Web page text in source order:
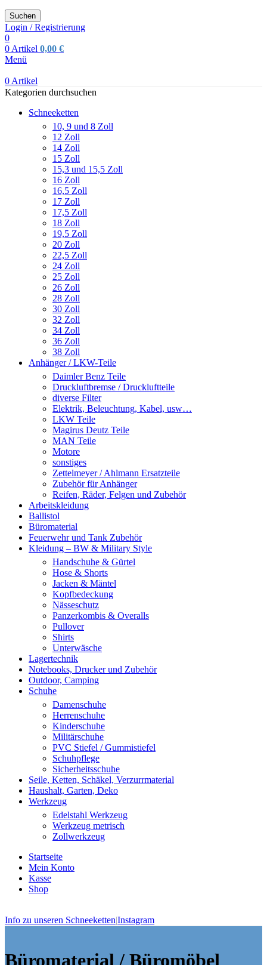
Suchen
Login / Registrierung
0
0 Artikel 0,00 €
Menü
0 Artikel
Kategorien durchsuchen
Schneeketten
10, 9 und 8 Zoll
12 Zoll
14 Zoll
15 Zoll
15,3 und 15,5 Zoll
16 Zoll
16,5 Zoll
17 Zoll
17,5 Zoll
18 Zoll
19,5 Zoll
20 Zoll
22,5 Zoll
24 Zoll
25 Zoll
26 Zoll
28 Zoll
30 Zoll
32 Zoll
34 Zoll
36 Zoll
38 Zoll
Anhänger / LKW-Teile
Daimler Benz Teile
Druckluftbremse / Druckluftteile
diverse Filter
Elektrik, Beleuchtung, Kabel, usw…
LKW Teile
Magirus Deutz Teile
MAN Teile
Motore
sonstiges
Zettelmeyer / Ahlmann Ersatzteile
Zubehör für Anhänger
Reifen, Räder, Felgen und Zubehör
Arbeitskleidung
Ballistol
Büromaterial
Feuerwehr und Tank Zubehör
Kleidung – BW & Military Style
Handschuhe & Gürtel
Hose & Shorts
Jacken & Mäntel
Kopfbedeckung
Nässeschutz
Panzerkombis & Overalls
Pullover
Shirts
Unterwäsche
Lagertechnik
Notebooks, Drucker und Zubehör
Outdoor, Camping
Schuhe
Damenschuhe
Herrenschuhe
Kinderschuhe
Militärschuhe
PVC Stiefel / Gummistiefel
Schuhpflege
Sicherheitsschuhe
Seile, Ketten, Schäkel, Verzurrmaterial
Haushalt, Garten, Deko
Werkzeug
Edelstahl Werkzeug
Werkzeug metrisch
Zollwerkzeug
Startseite
Mein Konto
Kasse
Shop
Info zu unseren Schneeketten|Instagram
Büromaterial / Büromöbel